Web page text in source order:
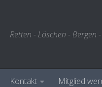
Retten - Löschen - Bergen
Kontakt Mitglied